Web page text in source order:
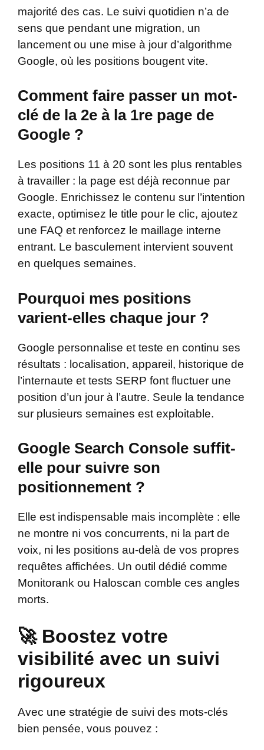
majorité des cas. Le suivi quotidien n’a de
sens que pendant une migration, un
lancement ou une mise à jour d’algorithme
Google, où les positions bougent vite.
Comment faire passer un mot-
clé de la 2e à la 1re page de
Google ?
Les positions 11 à 20 sont les plus rentables
à travailler : la page est déjà reconnue par
Google. Enrichissez le contenu sur l’intention
exacte, optimisez le title pour le clic, ajoutez
une FAQ et renforcez le maillage interne
entrant. Le basculement intervient souvent
en quelques semaines.
Pourquoi mes positions
varient-elles chaque jour ?
Google personnalise et teste en continu ses
résultats : localisation, appareil, historique de
l’internaute et tests SERP font fluctuer une
position d’un jour à l’autre. Seule la tendance
sur plusieurs semaines est exploitable.
Google Search Console suffit-
elle pour suivre son
positionnement ?
Elle est indispensable mais incomplète : elle
ne montre ni vos concurrents, ni la part de
voix, ni les positions au-delà de vos propres
requêtes affichées. Un outil dédié comme
Monitorank ou Haloscan comble ces angles
morts.
🚀 Boostez votre
visibilité avec un suivi
rigoureux
Avec une stratégie de suivi des mots-clés
bien pensée, vous pouvez :